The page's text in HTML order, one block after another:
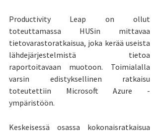
Productivity Leap on ollut
toteuttamassa HUSin mittavaa
tietovarastoratkaisua, joka kerää useista
lähdejärjestelmistä tietoa
raportoitavaan muotoon. Toimialalla
varsin edistyksellinen ratkaisu
toteutettiin Microsoft Azure -
ympäristöön.
Keskeisessä osassa kokonaisratkaisua